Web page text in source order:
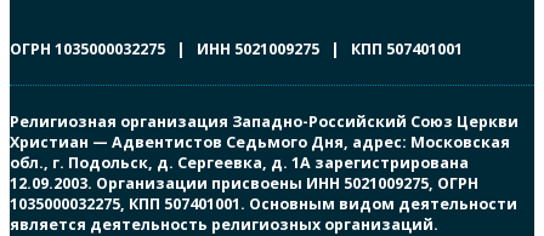
ОГРН 1035000032275 | ИНН 5021009275 | КПП 507401001
Религиозная организация Западно-Российский Союз Церкви
Христиан — Адвентистов Седьмого Дня, адрес: Московская
обл., г. Подольск, д. Сергеевка, д. 1А зарегистрирована
12.09.2003. Организации присвоены ИНН 5021009275, ОГРН
1035000032275, КПП 507401001. Основным видом деятельности
является деятельность религиозных организаций.